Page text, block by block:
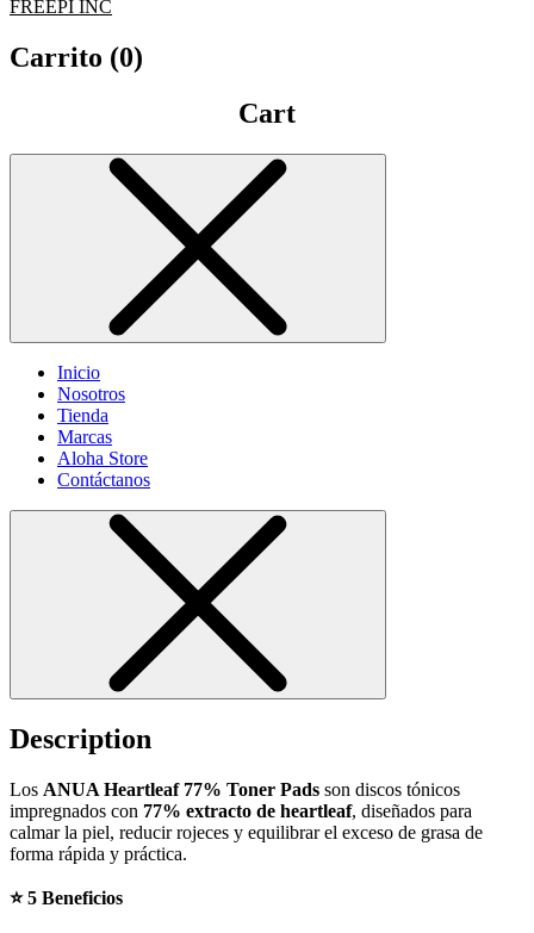
FREEPI INC
Carrito (0)
Cart
Inicio
Nosotros
Tienda
Marcas
Aloha Store
Contáctanos
Description
Los ANUA Heartleaf 77% Toner Pads son discos tónicos
impregnados con 77% extracto de heartleaf, diseñados para
calmar la piel, reducir rojeces y equilibrar el exceso de grasa de
forma rápida y práctica.
⭐ 5 Beneficios